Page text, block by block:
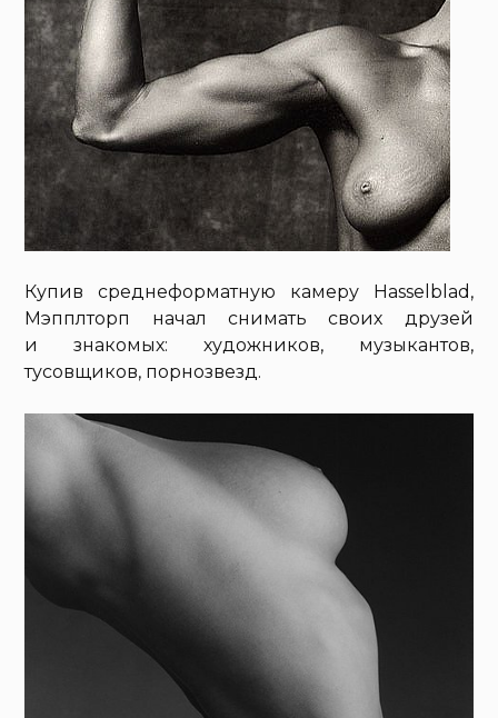
Купив среднеформатную камеру Hasselblad,
Мэпплторп начал снимать своих друзей
и знакомых: художников, музыкантов,
тусовщиков, порнозвезд.